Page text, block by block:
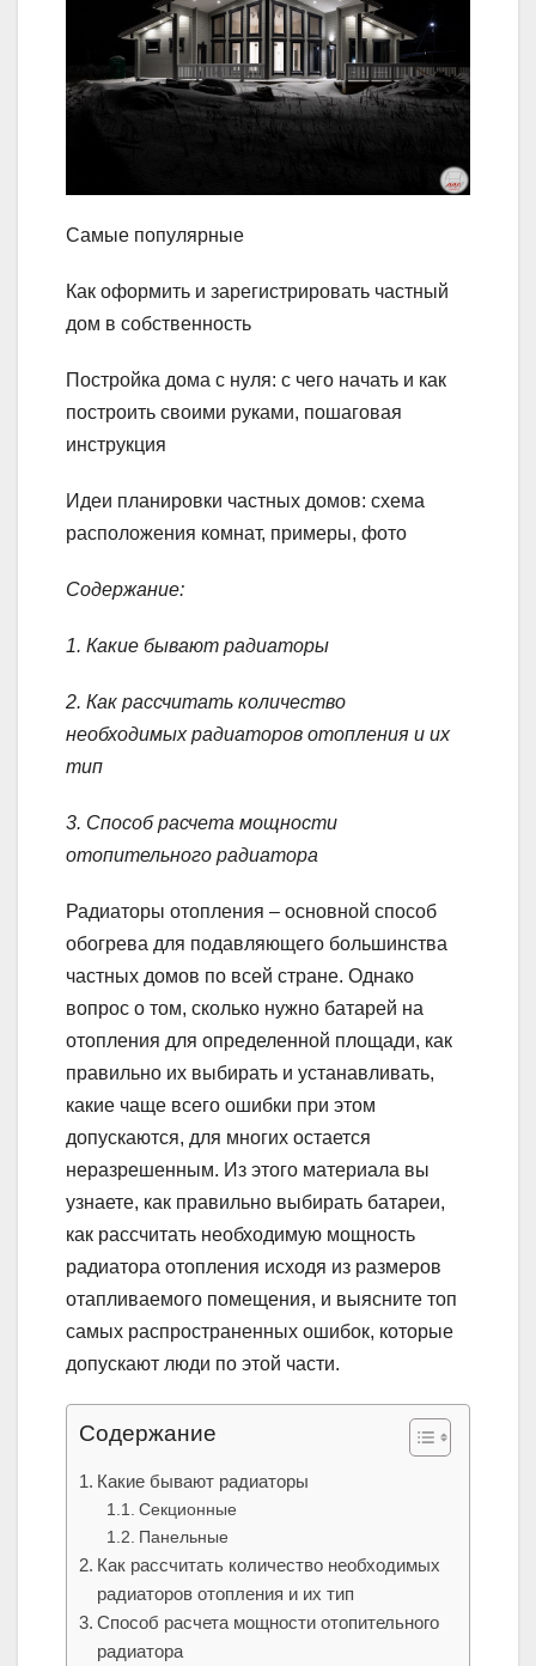
Самые популярные
Как оформить и зарегистрировать частный
дом в собственность
Постройка дома с нуля: с чего начать и как
построить своими руками, пошаговая
инструкция
Идеи планировки частных домов: схема
расположения комнат, примеры, фото
Содержание:
1. Какие бывают радиаторы
2. Как рассчитать количество
необходимых радиаторов отопления и их
тип
3. Способ расчета мощности
отопительного радиатора
Радиаторы отопления – основной способ
обогрева для подавляющего большинства
частных домов по всей стране. Однако
вопрос о том, сколько нужно батарей на
отопления для определенной площади, как
правильно их выбирать и устанавливать,
какие чаще всего ошибки при этом
допускаются, для многих остается
неразрешенным. Из этого материала вы
узнаете, как правильно выбирать батареи,
как рассчитать необходимую мощность
радиатора отопления исходя из размеров
отапливаемого помещения, и выясните топ
самых распространенных ошибок, которые
допускают люди по этой части.
Содержание
Какие бывают радиаторы
Секционные
Панельные
Как рассчитать количество необходимых
радиаторов отопления и их тип
Способ расчета мощности отопительного
радиатора